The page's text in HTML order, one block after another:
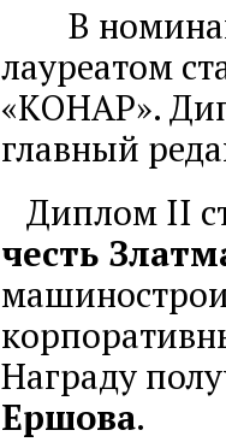
В
лауреатом
«КОНАР».
главный
Диплом II
честь
Награду
Ершова.